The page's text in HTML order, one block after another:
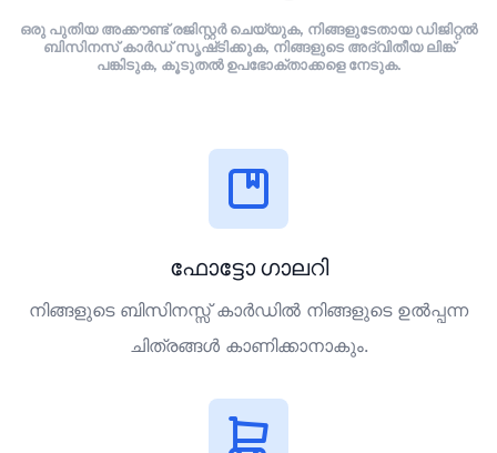
ഒരു പുതിയ അക്കൗണ്ട് രജിസ്റ്റർ ചെയ്യുക, നിങ്ങളുടേതായ ഡിജിറ്റൽ
ബിസിനസ് കാർഡ് സൃഷ്‌ടിക്കുക, നിങ്ങളുടെ അദ്വിതീയ ലിങ്ക്
പങ്കിടുക, കൂടുതൽ ഉപഭോക്താക്കളെ നേടുക.
ഫോട്ടോ ഗാലറി
നിങ്ങളുടെ ബിസിനസ്സ് കാർഡിൽ നിങ്ങളുടെ ഉൽപ്പന്ന
ചിത്രങ്ങൾ കാണിക്കാനാകും.